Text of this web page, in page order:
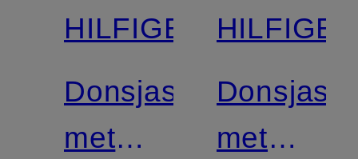
HILFIGER
Donsjas
met
Donsjas
met